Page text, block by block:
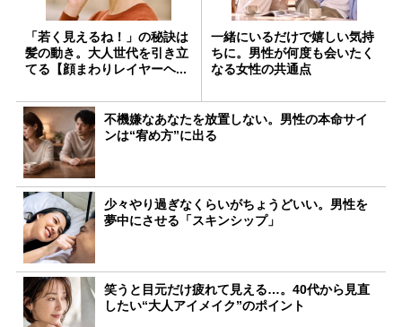
「若く見えるね！」の秘訣は
髪の動き。大人世代を引き立
てる【顔まわりレイヤーヘ...
一緒にいるだけで嬉しい気持
ちに。男性が何度も会いたく
なる女性の共通点
不機嫌なあなたを放置しない。男性の本命サイ
ンは“宥め方”に出る
少々やり過ぎなくらいがちょうどいい。男性を
夢中にさせる「スキンシップ」
笑うと目元だけ疲れて見える…。40代から見直
したい“大人アイメイク”のポイント